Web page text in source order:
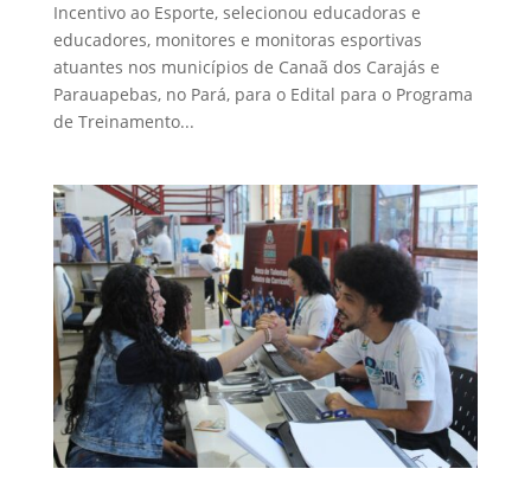
Incentivo ao Esporte, selecionou educadoras e
educadores, monitores e monitoras esportivas
atuantes nos municípios de Canaã dos Carajás e
Parauapebas, no Pará, para o Edital para o Programa
de Treinamento...